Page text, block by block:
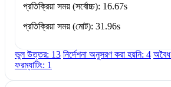
প্রতিক্রিয়া সময় (সর্বোচ্চ): 16.67s
প্রতিক্রিয়া সময় (মোট): 31.96s
ভুল উত্তর: 13 নির্দেশনা অনুসরণ করা হয়নি: 4
ফরম্যাটিং: 1